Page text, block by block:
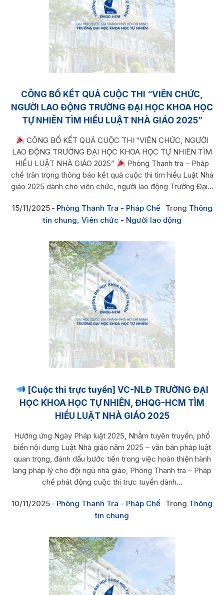
CÔNG BỐ KẾT QUẢ CUỘC THI “VIÊN CHỨC,
NGƯỜI LAO ĐỘNG TRƯỜNG ĐẠI HỌC KHOA HỌC
TỰ NHIÊN TÌM HIỂU LUẬT NHÀ GIÁO 2025”
CÔNG BỐ KẾT QUẢ CUỘC THI “VIÊN CHỨC, NGƯỜI
LAO ĐỘNG TRƯỜNG ĐẠI HỌC KHOA HỌC TỰ NHIÊN TÌM
HIỂU LUẬT NHÀ GIÁO 2025”
Phòng Thanh tra – Pháp
chế trân trọng thông báo kết quả cuộc thi tìm hiểu Luật Nhà
giáo 2025 dành cho viên chức, người lao động Trường Đại...
15/11/2025 Phòng Thanh Tra - Pháp Chế Trong Thông
tin chung, Viên chức - Người lao động
[Cuộc thi trực tuyến] VC-NLĐ TRƯỜNG ĐẠI
HỌC KHOA HỌC TỰ NHIÊN, ĐHQG-HCM TÌM
HIỂU LUẬT NHÀ GIÁO 2025
Hưởng ứng Ngày Pháp luật 2025, Nhằm tuyên truyền, phổ
biến nội dung Luật Nhà giáo năm 2025 – văn bản pháp luật
quan trọng, đánh dấu bước tiến trong việc hoàn thiện hành
lang pháp lý cho đội ngũ nhà giáo, Phòng Thanh tra – Pháp
chế phát động cuộc thi trực tuyến dành...
10/11/2025 Phòng Thanh Tra - Pháp Chế Trong Thông
tin chung